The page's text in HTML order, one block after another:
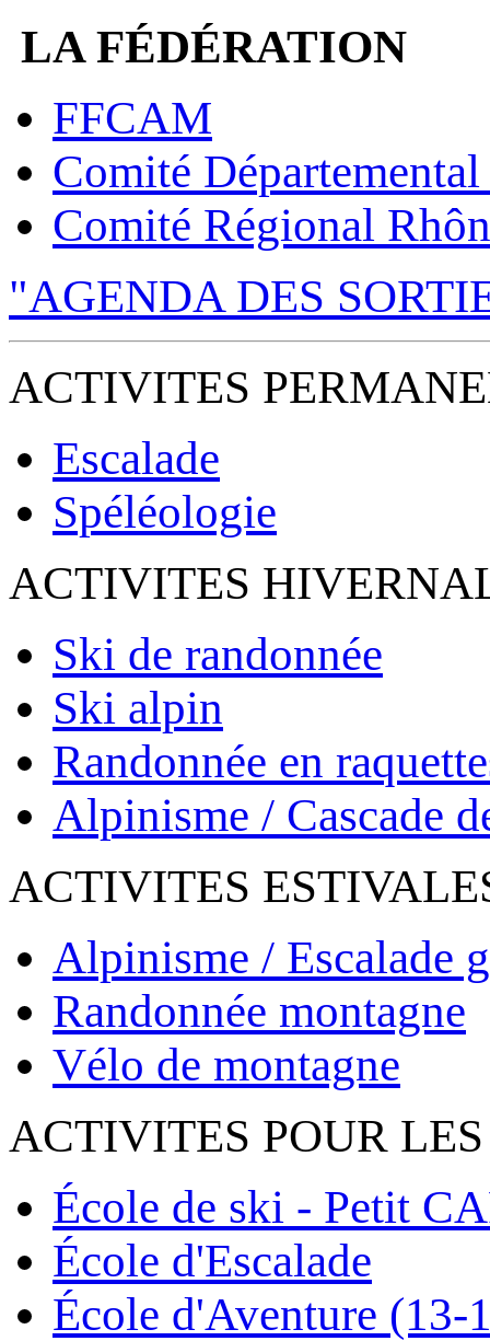
LA FÉDÉRATION
FFCAM
Comité
Comité Régional
"AGENDA DES
ACTIVITES
Escalade
Spéléologie
ACTIVITES
Ski de randonnée
Ski alpin
Randonnée en
Alpinisme / Cascade
ACTIVITES
Alpinisme / Escalade
Randonnée montagne
Vélo de montagne
ACTIVITES POUR
École de ski - Petit
École d'Escalade
École d'Aventure (13-